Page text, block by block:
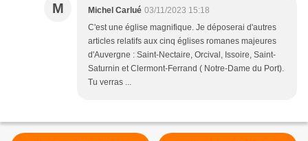
M Michel Carlué 03/11/2023 15:18
C'est une église magnifique. Je déposerai d'autres
articles relatifs aux cinq églises romanes majeures
d'Auvergne : Saint-Nectaire, Orcival, Issoire, Saint-
Saturnin et Clermont-Ferrand ( Notre-Dame du Port).
Tu verras ...